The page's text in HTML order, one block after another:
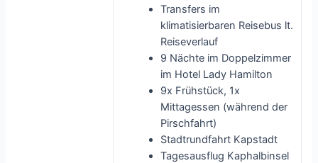
Transfers im
klimatisierbaren Reisebus lt.
Reiseverlauf
9 Nächte im Doppelzimmer
im Hotel Lady Hamilton
9x Frühstück, 1x
Mittagessen (während der
Pirschfahrt)
Stadtrundfahrt Kapstadt
Tagesausflug Kaphalbinsel